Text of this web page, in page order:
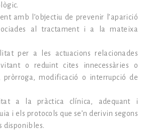
amb l’objectiu de prevenir l’aparició
al tractament
i a
la mateixa
per a les actuacions relacionades
o reduint cites innecessàries o
pròrroga, modificació o interrupció de
a la pràctica clínica, adequant i
i els protocols que se’n derivin segons
disponibles.